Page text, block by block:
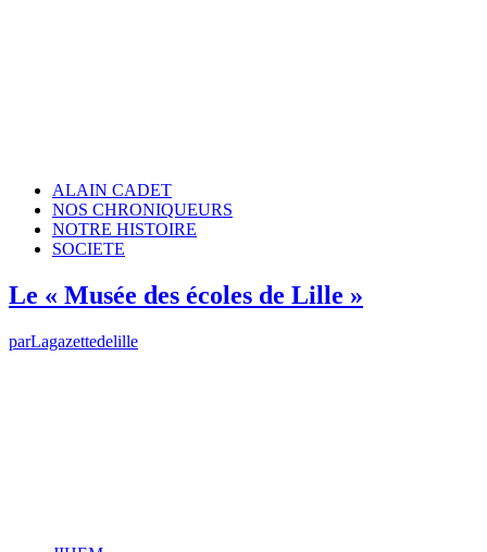
ALAIN CADET
NOS CHRONIQUEURS
NOTRE HISTOIRE
SOCIETE
Le « Musée des écoles de Lille »
parLagazettedelille